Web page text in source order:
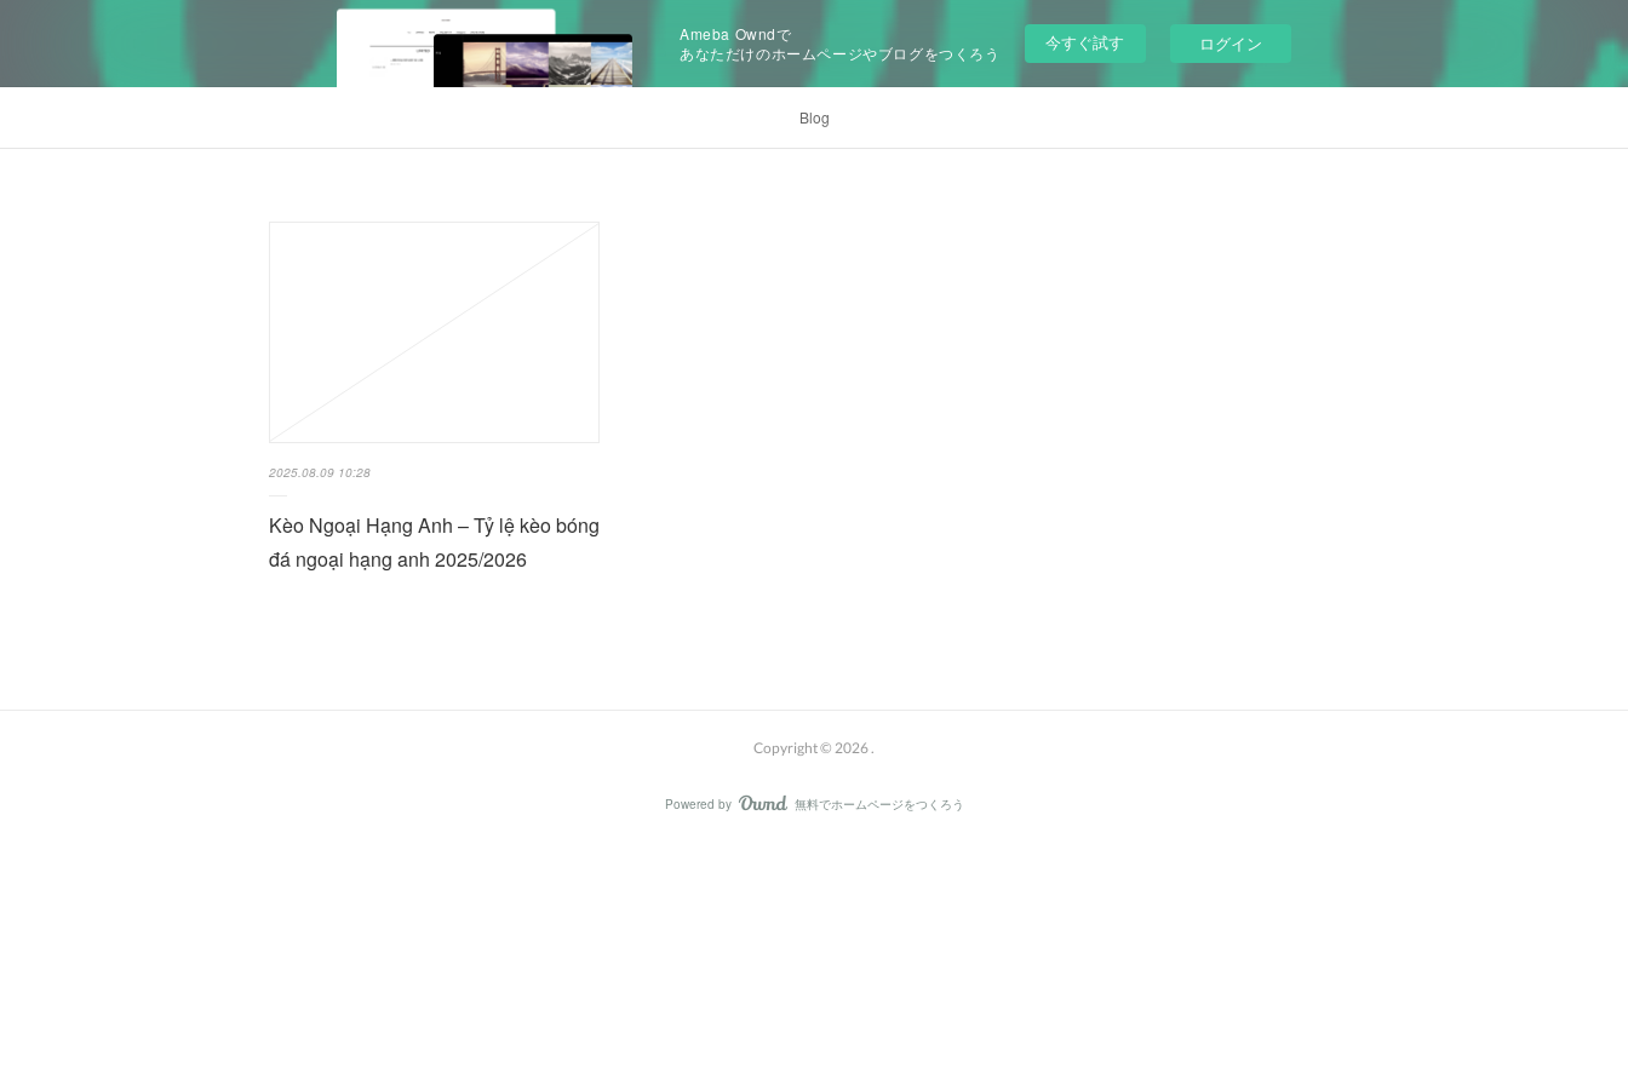
Ameba Owndで
あなただけのホームページやブログをつくろう
今すぐ試す ログイン
Blog
2025.08.09 10:28
Kèo Ngoại Hạng Anh – Tỷ lệ kèo bóng
đá ngoại hạng anh 2025/2026
Copyright © 2026.
Powered by AmebaOwnd
無料でホームページをつくろう